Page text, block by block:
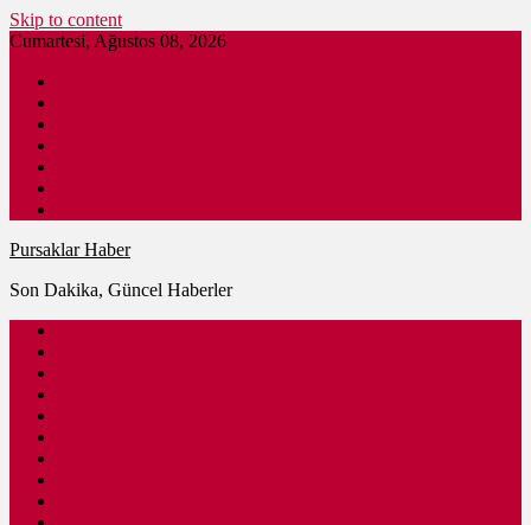
Skip to content
Cumartesi, Ağustos 08, 2026
Pursaklar Haber
Son Dakika, Güncel Haberler